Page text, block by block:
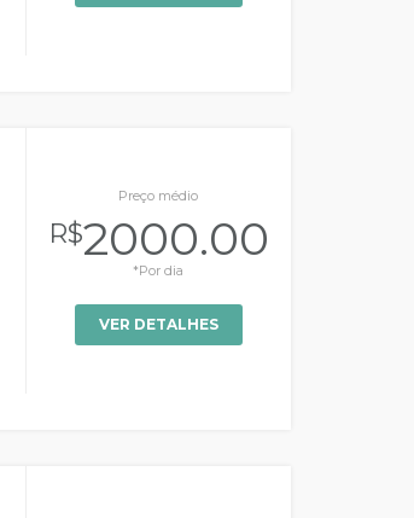
Preço médio
R$2000.00
*Por dia
VER DETALHES